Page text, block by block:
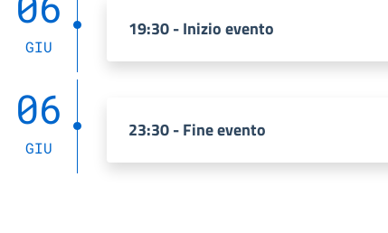
GIU
19:30 - Inizio evento
06
GIU
23:30 - Fine evento